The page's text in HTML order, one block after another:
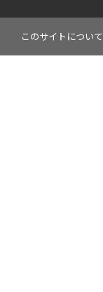
このサイトについて